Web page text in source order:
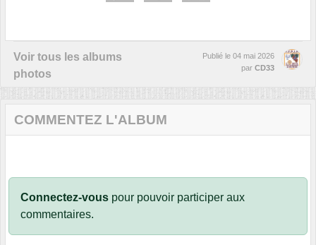
Voir tous les albums
photos
Publié le 04 mai 2026
par CD33
COMMENTEZ L'ALBUM
Connectez-vous pour pouvoir participer aux
commentaires.